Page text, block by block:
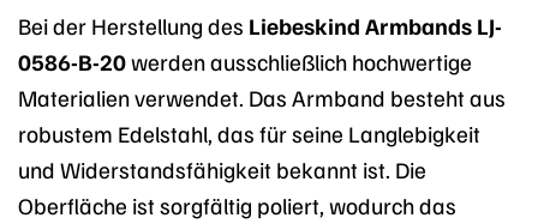
Bei der Herstellung des Liebeskind Armbands LJ-
0586-B-20werden ausschließlich hochwertige
Materialien verwendet. Das Armband besteht aus
robustem Edelstahl, das für seine Langlebigkeit
und Widerstandsfähigkeit bekannt ist. Die
Oberfläche ist sorgfältig poliert, wodurch das